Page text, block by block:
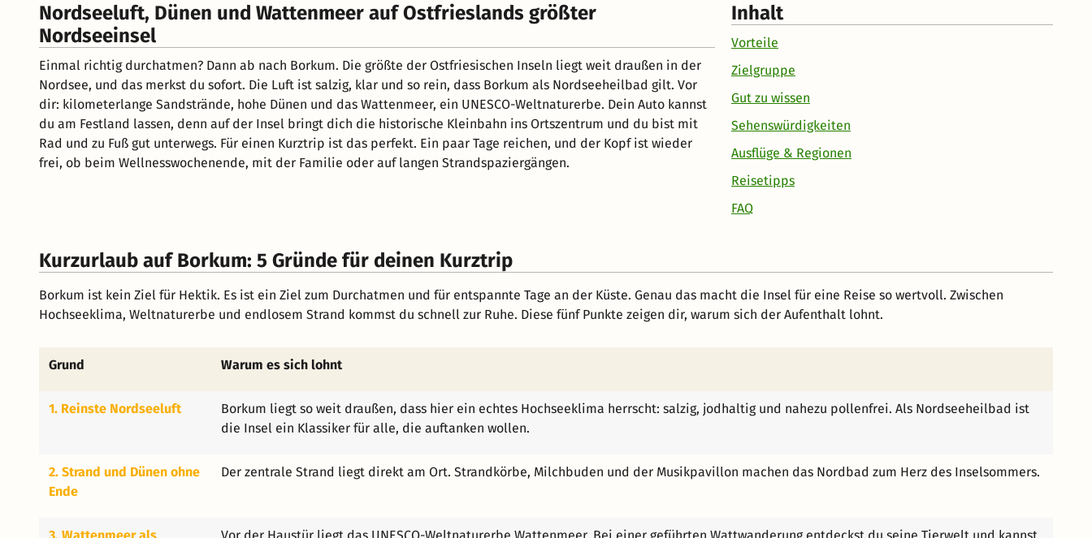
Nordseeluft, Dünen und Wattenmeer auf Ostfrieslands größter
Nordseeinsel
Einmal richtig durchatmen? Dann ab nach Borkum. Die größte der Ostfriesischen Inseln liegt weit draußen in der
Nordsee, und das merkst du sofort. Die Luft ist salzig, klar und so rein, dass Borkum als Nordseeheilbad gilt. Vor
dir: kilometerlange Sandstrände, hohe Dünen und das Wattenmeer, ein UNESCO-Weltnaturerbe. Dein Auto kannst
du am Festland lassen, denn auf der Insel bringt dich die historische Kleinbahn ins Ortszentrum und du bist mit
Rad und zu Fuß gut unterwegs. Für einen Kurztrip ist das perfekt. Ein paar Tage reichen, und der Kopf ist wieder
frei, ob beim Wellnesswochenende, mit der Familie oder auf langen Strandspaziergängen.
Inhalt
Vorteile
Zielgruppe
Gut zu wissen
Sehenswürdigkeiten
Ausflüge & Regionen
Reisetipps
FAQ
Kurzurlaub auf Borkum: 5 Gründe für deinen Kurztrip
Borkum ist kein Ziel für Hektik. Es ist ein Ziel zum Durchatmen und für entspannte Tage an der Küste. Genau das macht die Insel für eine Reise so wertvoll. Zwischen
Hochseeklima, Weltnaturerbe und endlosem Strand kommst du schnell zur Ruhe. Diese fünf Punkte zeigen dir, warum sich der Aufenthalt lohnt.
Grund Warum es sich lohnt
1. Reinste Nordseeluft
Borkum liegt so weit draußen, dass hier ein echtes Hochseeklima herrscht: salzig, jodhaltig und nahezu pollenfrei. Als Nordseeheilbad ist
die Insel ein Klassiker für alle, die auftanken wollen.
2. Strand und Dünen ohne
Ende
Der zentrale Strand liegt direkt am Ort. Strandkörbe, Milchbuden und der Musikpavillon machen das Nordbad zum Herz des Inselsommers.